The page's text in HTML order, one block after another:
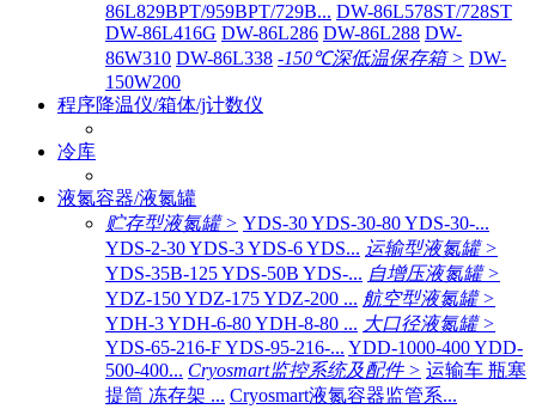
86L829BPT/959BPT/729B... DW-86L578ST/728ST
DW-86L416G DW-86L286 DW-86L288 DW-
86W310 DW-86L338 -150℃深低温保存箱 > DW-
150W200
程序降温仪/箱体/j计数仪
冷库
液氮容器/液氮罐
贮存型液氮罐 > YDS-30 YDS-30-80 YDS-30-...
YDS-2-30 YDS-3 YDS-6 YDS... 运输型液氮罐 >
YDS-35B-125 YDS-50B YDS-... 自增压液氮罐 >
YDZ-150 YDZ-175 YDZ-200 ... 航空型液氮罐 >
YDH-3 YDH-6-80 YDH-8-80 ... 大口径液氮罐 >
YDS-65-216-F YDS-95-216-... YDD-1000-400 YDD-
500-400... Cryosmart监控系统及配件 > 运输车 瓶塞
提筒 冻存架 ... Cryosmart液氮容器监管系...